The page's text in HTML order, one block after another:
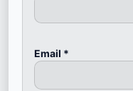
Email *